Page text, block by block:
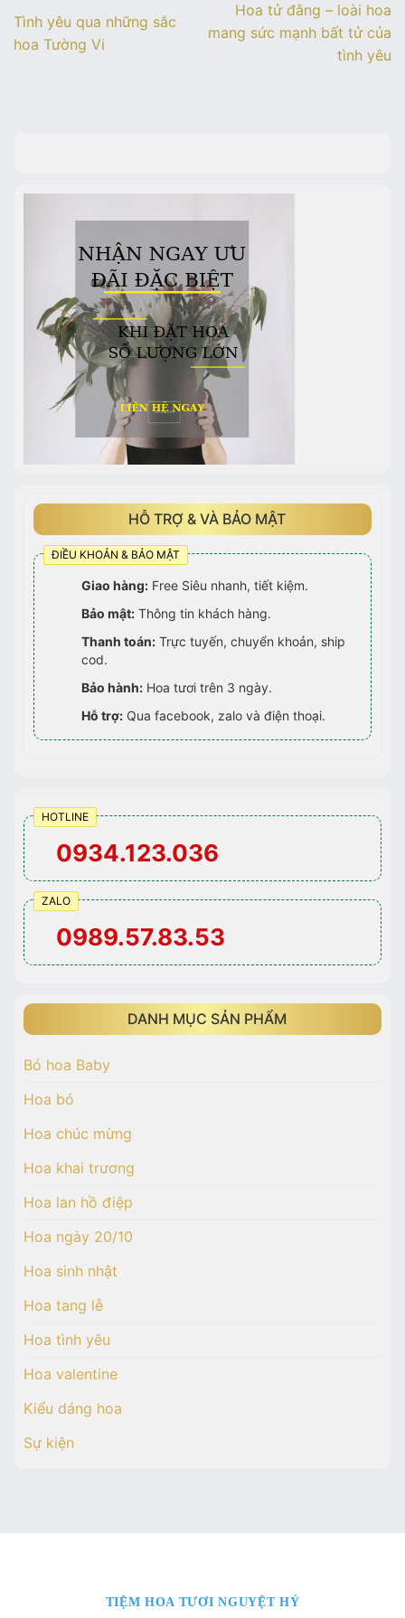
Tình yêu qua những sắc
hoa Tường Vi
Hoa tử đằng – loài hoa
mang sức mạnh bất tử của
tình yêu
HỖ TRỢ & VÀ BẢO MẬT
ĐIỀU KHOẢN & BẢO MẬT
Giao hàng: Free Siêu nhanh, tiết kiệm.
Bảo mật: Thông tin khách hàng.
Thanh toán: Trực tuyến, chuyển khoản, ship
cod.
Bảo hành: Hoa tươi trên 3 ngày.
Hỗ trợ: Qua facebook, zalo và điện thoại.
HOTLINE
0934.123.036
ZALO
0989.57.83.53
DANH MỤC SẢN PHẨM
Bó hoa Baby
Hoa bó
Hoa chúc mừng
Hoa khai trương
Hoa lan hồ điệp
Hoa ngày 20/10
Hoa sinh nhật
Hoa tang lễ
Hoa tình yêu
Hoa valentine
Kiểu dáng hoa
Sự kiện
TIỆM HOA TƯƠI NGUYỆT HỶ